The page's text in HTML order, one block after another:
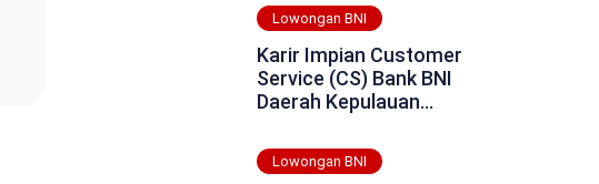
Lowongan BNI
Karir Impian Customer
Service (CS) Bank BNI
Daerah Kepulauan
Tenggara Barat) Tahun
2025
Lowongan BNI